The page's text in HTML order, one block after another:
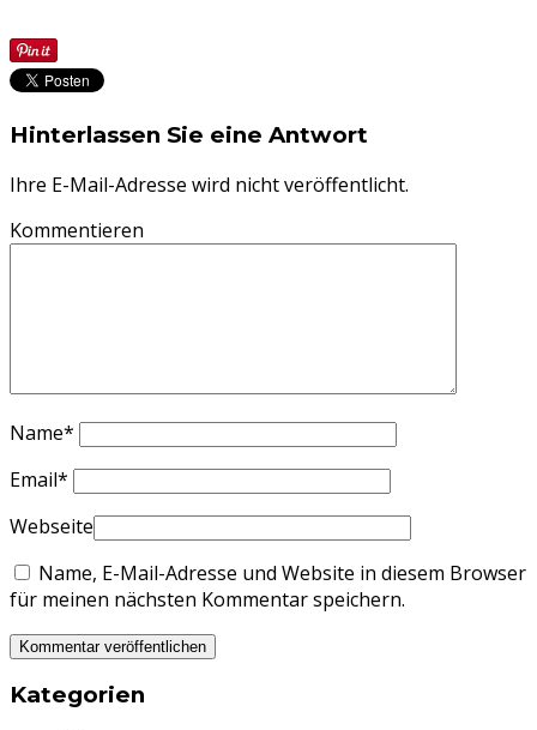
Hinterlassen Sie eine Antwort
Ihre E-Mail-Adresse wird nicht veröffentlicht.
Kommentieren
Name*
Email*
Webseite
Name, E-Mail-Adresse und Website in diesem Browser
für meinen nächsten Kommentar speichern.
Kategorien